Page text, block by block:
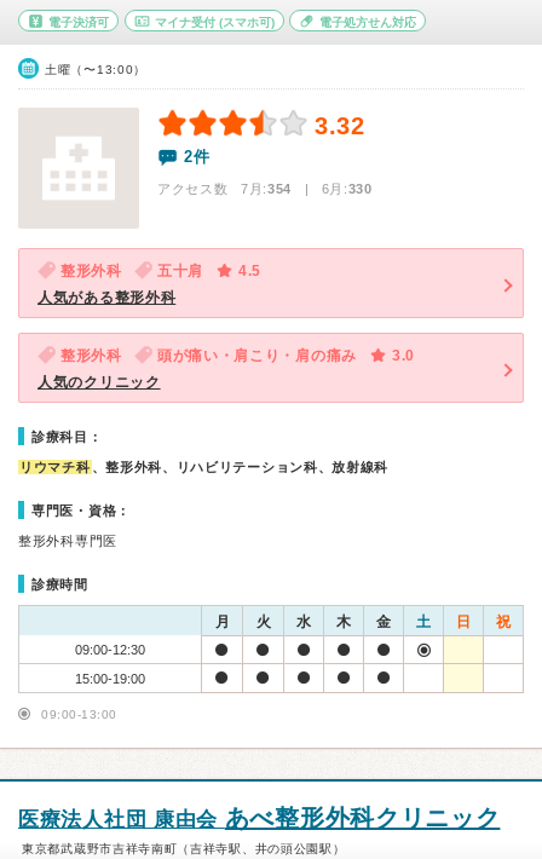
電子決済可 マイナ受付(スマホ可) 電子処方せん対応
土曜（〜13:00）
3.32
2件
アクセス数 7月:354 | 6月:330
整形外科 五十肩
4.5
人気がある整形外科
整形外科 頭が痛い・肩こり・肩の痛み
3.0
人気のクリニック
診療科目：
リウマチ科 、整形外科、リハビリテーション科、放射線科
専門医・資格：
整形外科専門医
診療時間
月 火 水 木 金 土 日 祝
09:00-12:30
15:00-19:00
09:00-13:00
医療法人社団 康由会 あべ整形外科クリニック
東京都武蔵野市吉祥寺南町（吉祥寺駅、井の頭公園駅）